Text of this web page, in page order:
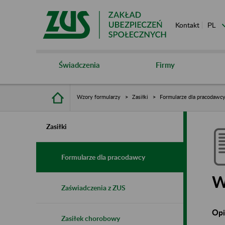
Kontakt
Świadczenia Firmy
Wzory formularzy Zasiłki Formularze dla pracodawcy
Zasiłki
Formularze dla pracodawcy
Zaświadczenia z ZUS
Zasiłek chorobowy